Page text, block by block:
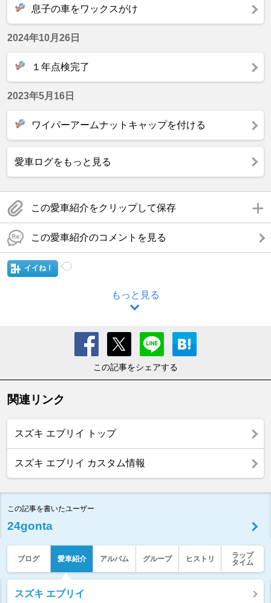
息子の車をワックスがけ
2024年10月26日
１年点検完了
2023年5月16日
ワイパーアームナットキャップを付ける
愛車ログをもっと見る
この愛車紹介をクリップして保存
この愛車紹介のコメントを見る
イイね！
もっと見る
この記事をシェアする
関連リンク
スズキ エブリイ トップ
スズキ エブリイ カスタム情報
この記事を書いたユーザー
24gonta
ブログ 愛車紹介 アルバム グループ ヒストリ
ラップ
タイム
スズキ エブリイ